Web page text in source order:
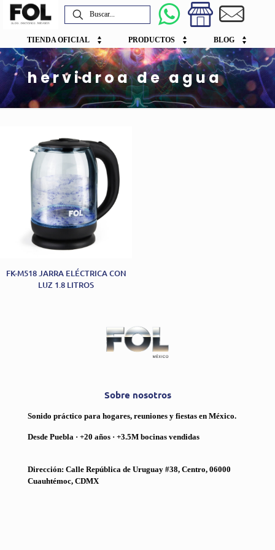
TIENDA OFICIAL PRODUCTOS BLOG
hervidroa de agua
FK-M518 JARRA ELÉCTRICA CON
LUZ 1.8 LITROS
Sobre nosotros
Sonido práctico para hogares, reuniones y fiestas en México.
Desde Puebla · +20 años · +3.5M bocinas vendidas
Dirección: Calle República de Uruguay #38, Centro, 06000
Cuauhtémoc, CDMX